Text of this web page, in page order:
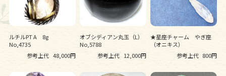
ルチルPT A 8g
No,4735
参考上代 48,000円
オブシディアン丸玉（L）
No,5788
参考上代 12,000円
★星座チャーム やぎ座
（オニキス）
参考上代 800円